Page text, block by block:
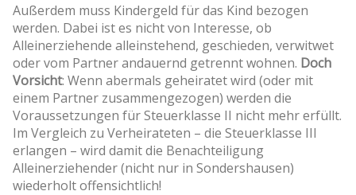
Außerdem muss Kindergeld für das Kind bezogen
werden. Dabei ist es nicht von Interesse, ob
Alleinerziehende alleinstehend, geschieden, verwitwet
oder vom Partner andauernd getrennt wohnen. Doch
Vorsicht: Wenn abermals geheiratet wird (oder mit
einem Partner zusammengezogen) werden die
Voraussetzungen für Steuerklasse II nicht mehr erfüllt.
Im Vergleich zu Verheirateten – die Steuerklasse III
erlangen – wird damit die Benachteiligung
Alleinerziehender (nicht nur in Sondershausen)
wiederholt offensichtlich!